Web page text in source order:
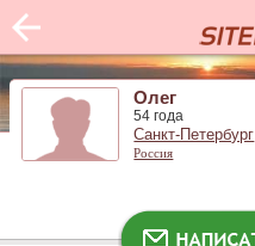
Олег
54 года
Санкт-Петербург
Россия